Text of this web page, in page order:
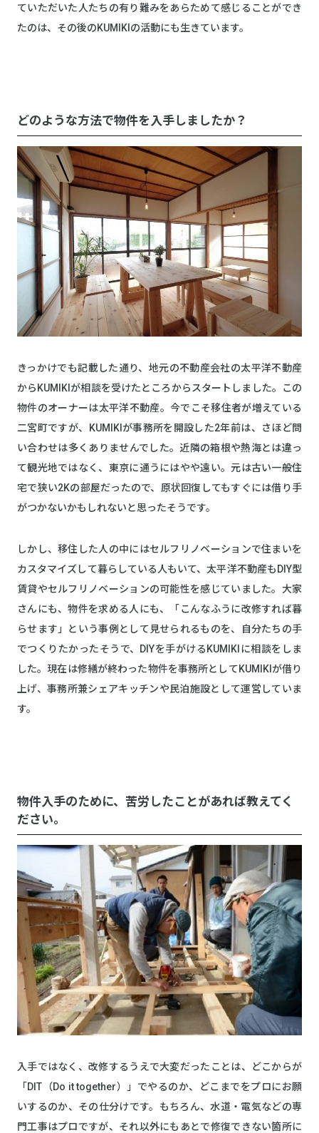
ていただいた人たちの有り難みをあらためて感じることができ
たのは、その後のKUMIKIの活動にも生きています。
どのような方法で物件を入手しましたか？
きっかけでも記載した通り、地元の不動産会社の太平洋不動産
からKUMIKIが相談を受けたところからスタートしました。この
物件のオーナーは太平洋不動産。今でこそ移住者が増えている
二宮町ですが、KUMIKIが事務所を開設した2年前は、さほど問
い合わせは多くありませんでした。近隣の箱根や熱海とは違っ
て観光地ではなく、東京に通うにはやや遠い。元は古い一般住
宅で狭い2Kの部屋だったので、原状回復してもすぐには借り手
がつかないかもしれないと思ったそうです。
しかし、移住した人の中にはセルフリノベーションで住まいを
カスタマイズして暮らしている人もいて、太平洋不動産もDIY型
賃貸やセルフリノベーションの可能性を感じていました。大家
さんにも、物件を求める人にも、「こんなふうに改修すれば暮
らせます」という事例として見せられるものを、自分たちの手
でつくりたかったそうで、DIYを手がけるKUMIKIに相談をしま
した。現在は修繕が終わった物件を事務所としてKUMIKIが借り
上げ、事務所兼シェアキッチンや民泊施設として運営していま
す。
物件入手のために、苦労したことがあれば教えてく
ださい。
入手ではなく、改修するうえで大変だったことは、どこからが
「DIT（Do it together）」でやるのか、どこまでをプロにお願
いするのか、その仕分けです。もちろん、水道・電気などの専
門工事はプロですが、それ以外にもあとで修復できない箇所に